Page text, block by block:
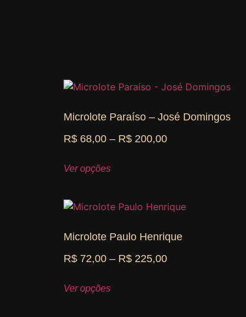
Microlote Paraíso – José Domingos
R$68,00 – R$200,00
Ver opções
Microlote Paulo Henrique
R$72,00 – R$225,00
Ver opções